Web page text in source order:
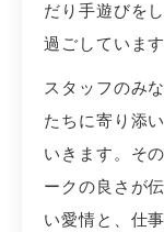
だり手遊びを
過ごしています
スタッフのみ
たちに寄り添
いきます。そ
ークの良さが
い愛情と、仕